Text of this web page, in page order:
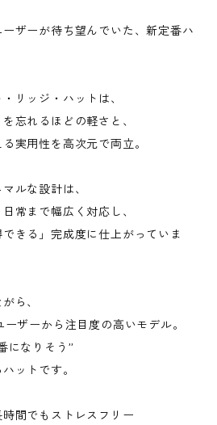
ザーが待ち望んでいた、新定番ハ
リッジ・ハットは、
忘れるほどの軽さと、
実用性を高次元で両立。
ルな設計は、
常まで幅広く対応し、
できる」完成度に仕上がっていま
ら、
ザーから注目度の高いモデル。
になりそう”
ットです。
間でもストレスフリー